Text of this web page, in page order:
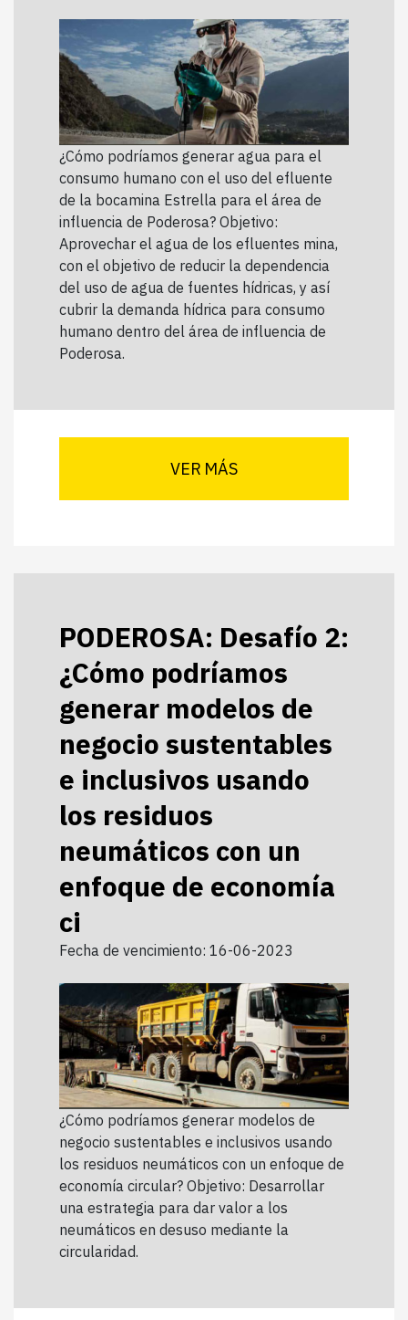
¿Cómo podríamos generar agua para el
consumo humano con el uso del efluente
de la bocamina Estrella para el área de
influencia de Poderosa? Objetivo:
Aprovechar el agua de los efluentes mina,
con el objetivo de reducir la dependencia
del uso de agua de fuentes hídricas, y así
cubrir la demanda hídrica para consumo
humano dentro del área de influencia de
Poderosa.
VER MÁS
PODEROSA: Desafío 2:
¿Cómo podríamos
generar modelos de
negocio sustentables
e inclusivos usando
los residuos
neumáticos con un
enfoque de economía
ci
Fecha de vencimiento: 16-06-2023
¿Cómo podríamos generar modelos de
negocio sustentables e inclusivos usando
los residuos neumáticos con un enfoque de
economía circular? Objetivo: Desarrollar
una estrategia para dar valor a los
neumáticos en desuso mediante la
circularidad.